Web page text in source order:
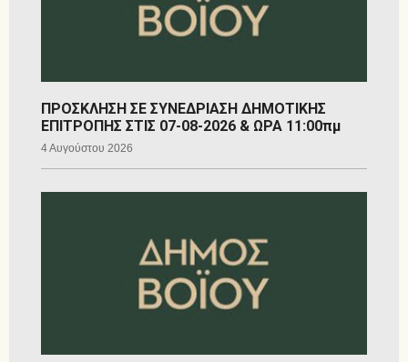
ΠΡΟΣΚΛΗΣΗ ΣΕ ΣΥΝΕΔΡΙΑΣΗ ΔΗΜΟΤΙΚΗΣ
ΕΠΙΤΡΟΠΗΣ ΣΤΙΣ 07-08-2026 & ΩΡΑ 11:00πμ
4 Αυγούστου 2026